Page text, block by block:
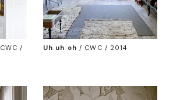
CWC /
Uh uh oh / CWC / 2014